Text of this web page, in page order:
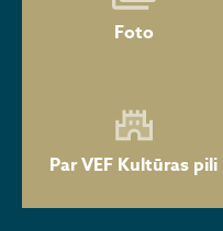
Foto
Par VEF Kultūras pili